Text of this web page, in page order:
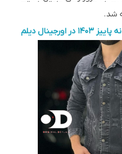
شد.
دیلم